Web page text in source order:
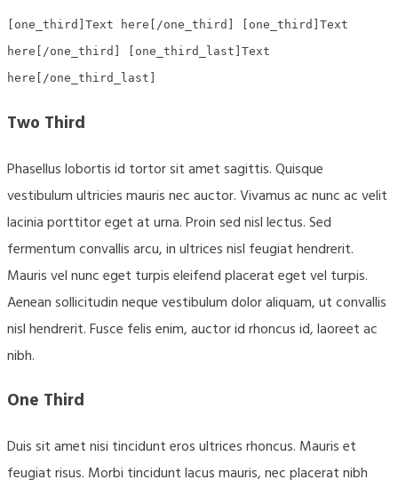
[one_third]Text here[/one_third] [one_third]Text
here[/one_third] [one_third_last]Text
here[/one_third_last]
Two Third
Phasellus lobortis id tortor sit amet sagittis. Quisque
vestibulum ultricies mauris nec auctor. Vivamus ac nunc ac velit
lacinia porttitor eget at urna. Proin sed nisl lectus. Sed
fermentum convallis arcu, in ultrices nisl feugiat hendrerit.
Mauris vel nunc eget turpis eleifend placerat eget vel turpis.
Aenean sollicitudin neque vestibulum dolor aliquam, ut convallis
nisl hendrerit. Fusce felis enim, auctor id rhoncus id, laoreet ac
nibh.
One Third
Duis sit amet nisi tincidunt eros ultrices rhoncus. Mauris et